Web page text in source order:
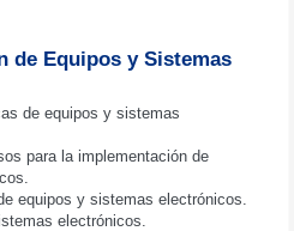
de Equipos y Sistemas
de equipos y sistemas
para la implementación de
equipos y sistemas electrónicos.
electrónicos.